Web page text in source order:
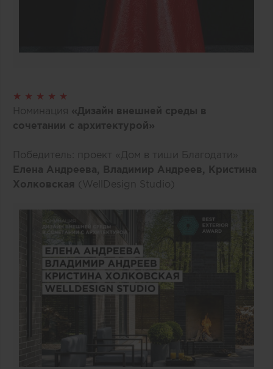
★ ★ ★ ★ ★
Номинация «Дизайн внешней среды в
сочетании с архитектурой»
Победитель: проект «Дом в тиши Благодати»
Елена Андреева, Владимир Андреев, Кристина
Холковская (WellDesign Studio)